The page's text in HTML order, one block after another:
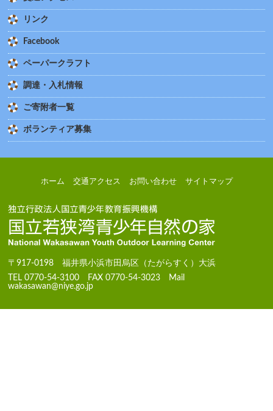
リンク
Facebook
ペーパークラフト
調達・入札情報
ご寄附者一覧
ボランティア募集
ホーム 交通アクセス お問い合わせ サイトマップ
〒917-0198 福井県小浜市田烏区（たがらすく）大浜
TEL 0770-54-3100 FAX 0770-54-3023 Mail
wakasawan@niye.go.jp